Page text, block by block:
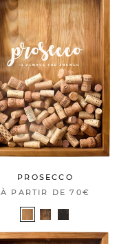
PROSECCO
À PARTIR DE70€